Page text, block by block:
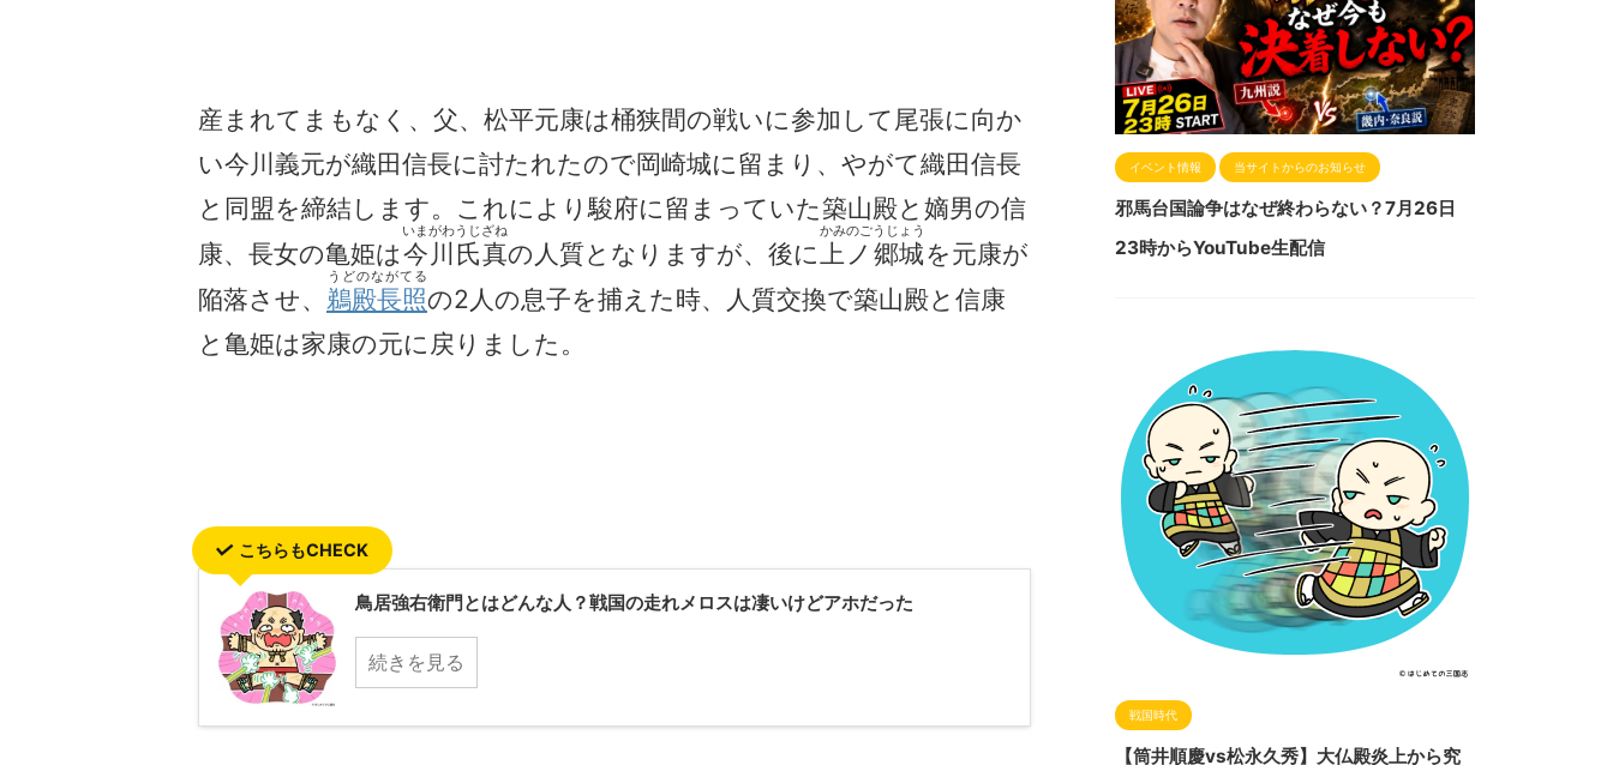
産まれてまもなく、父、松平元康は桶狭間の戦いに参加して尾張に向か
い今川義元が織田信長に討たれたので岡崎城に留まり、やがて織田信長
と同盟を締結します。これにより駿府に留まっていた築山殿と嫡男の信
康、長女の亀姫は今川氏真
いまがわうじざね
の人質となりますが、後に上ノ郷城
かみのごうじょう
を元康が
陥落させ、 鵜殿長照
うどのながてる
の2人の息子を捕えた時、人質交換で築山殿と信康
と亀姫は家康の元に戻りました。
こちらもCHECK
鳥居強右衛門とはどんな人？戦国の走れメロスは凄いけどアホだった
続きを見る
イベント情報 当サイトからのお知らせ
邪馬台国論争はなぜ終わらない？7月26日
23時からYouTube生配信
戦国時代
【筒井順慶vs松永久秀】大仏殿炎上から究